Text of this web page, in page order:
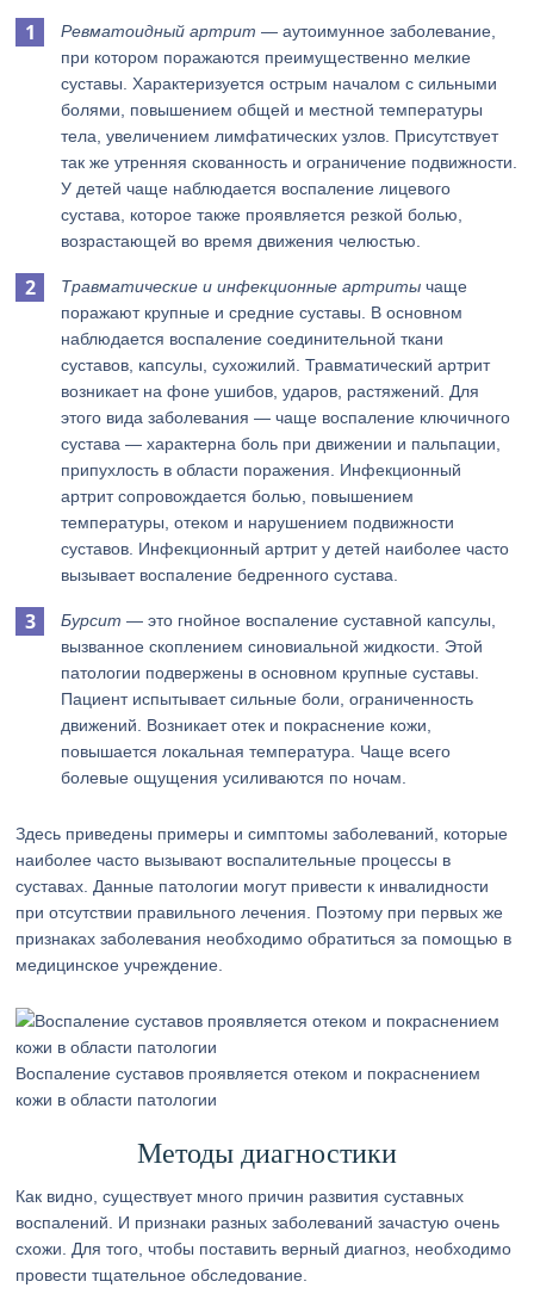
Ревматоидный артрит — аутоимунное заболевание,
при котором поражаются преимущественно мелкие
суставы. Характеризуется острым началом с сильными
болями, повышением общей и местной температуры
тела, увеличением лимфатических узлов. Присутствует
так же утренняя скованность и ограничение подвижности.
У детей чаще наблюдается воспаление лицевого
сустава, которое также проявляется резкой болью,
возрастающей во время движения челюстью.
Травматические и инфекционные артриты чаще
поражают крупные и средние суставы. В основном
наблюдается воспаление соединительной ткани
суставов, капсулы, сухожилий. Травматический артрит
возникает на фоне ушибов, ударов, растяжений. Для
этого вида заболевания — чаще воспаление ключичного
сустава — характерна боль при движении и пальпации,
припухлость в области поражения. Инфекционный
артрит сопровождается болью, повышением
температуры, отеком и нарушением подвижности
суставов. Инфекционный артрит у детей наиболее часто
вызывает воспаление бедренного сустава.
Бурсит — это гнойное воспаление суставной капсулы,
вызванное скоплением синовиальной жидкости. Этой
патологии подвержены в основном крупные суставы.
Пациент испытывает сильные боли, ограниченность
движений. Возникает отек и покраснение кожи,
повышается локальная температура. Чаще всего
болевые ощущения усиливаются по ночам.
Здесь приведены примеры и симптомы заболеваний, которые
наиболее часто вызывают воспалительные процессы в
суставах. Данные патологии могут привести к инвалидности
при отсутствии правильного лечения. Поэтому при первых же
признаках заболевания необходимо обратиться за помощью в
медицинское учреждение.
Воспаление суставов проявляется отеком и покраснением
кожи в области патологии
Методы диагностики
Как видно, существует много причин развития суставных
воспалений. И признаки разных заболеваний зачастую очень
схожи. Для того, чтобы поставить верный диагноз, необходимо
провести тщательное обследование.